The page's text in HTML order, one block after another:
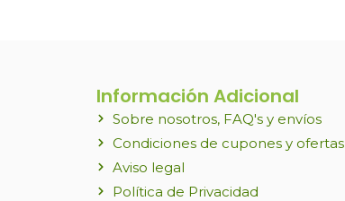
Información Adicional
Sobre nosotros, FAQ's y envíos
Condiciones de cupones y ofertas
Aviso legal
Política de Privacidad